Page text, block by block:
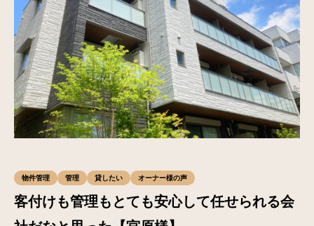
物件管理 管理 貸したい オーナー様の声
客付けも管理もとても安心して任せられる会